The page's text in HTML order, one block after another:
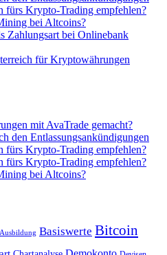
fürs Krypto-Trading empfehlen?
bei Altcoins?
Zahlungsart bei Onlinebank
für Kryptowährungen
mit AvaTrade gemacht?
den Entlassungsankündigungen
fürs Krypto-Trading empfehlen?
fürs Krypto-Trading empfehlen?
bei Altcoins?
Ausbildung Basiswerte Bitcoin